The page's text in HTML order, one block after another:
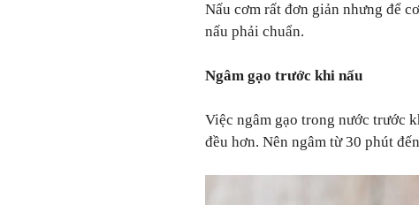
Nấu cơm rất đơn giản nhưng để
nấu phải chuẩn.
Ngâm gạo trước khi nấu
Việc ngâm gạo trong nước trước
đều hơn. Nên ngâm từ 30 phút